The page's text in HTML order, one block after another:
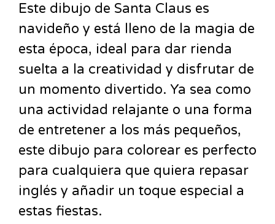
Este dibujo de Santa Claus es
navideño y está lleno de la magia de
esta época, ideal para dar rienda
suelta a la creatividad y disfrutar de
un momento divertido. Ya sea como
una actividad relajante o una forma
de entretener a los más pequeños,
este dibujo para colorear es perfecto
para cualquiera que quiera repasar
inglés y añadir un toque especial a
estas fiestas.